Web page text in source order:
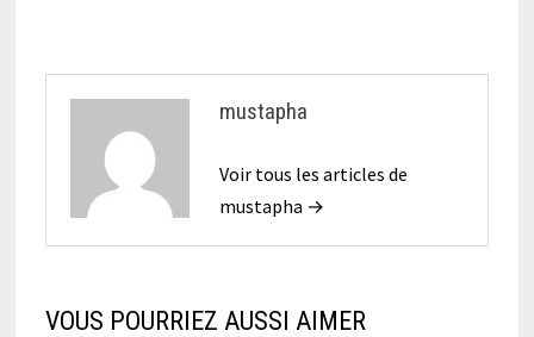
mustapha
Voir tous les articles de
mustapha →
VOUS POURRIEZ AUSSI AIMER